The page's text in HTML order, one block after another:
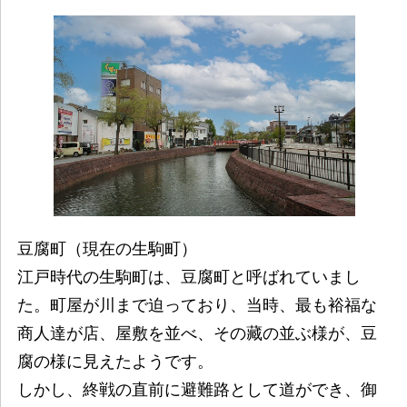
豆腐町（現在の生駒町）
江戸時代の生駒町は、豆腐町と呼ばれていまし
た。町屋が川まで迫っており、当時、最も裕福な
商人達が店、屋敷を並べ、その藏の並ぶ様が、豆
腐の様に見えたようです。
しかし、終戦の直前に避難路として道ができ、御